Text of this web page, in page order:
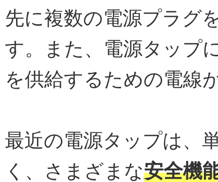
先に複数の電源プラグ
す。また、電源タップ
を供給するための電線
最近の電源タップは、
く、さまざまな安全機